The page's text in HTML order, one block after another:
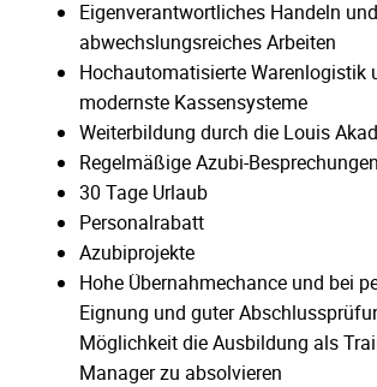
Eigenverantwortliches Handeln und
abwechslungsreiches Arbeiten
Hochautomatisierte Warenlogistik
modernste Kassensysteme
Weiterbildung durch die Louis
Regelmäßige Azubi-Besprechungen
30 Tage Urlaub
Personalrabatt
Azubiprojekte
Hohe Übernahmechance und bei
Eignung und guter
Möglichkeit die Ausbildung als
Manager zu absolvieren